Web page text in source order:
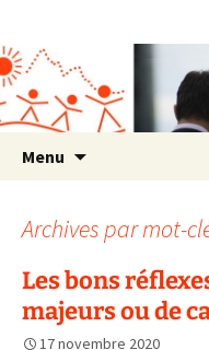
Rhône Alpes
Un environnement sain
la santé de tous
Menu
Archives par mot-
Les bons
majeurs ou de
17 novembre 2020